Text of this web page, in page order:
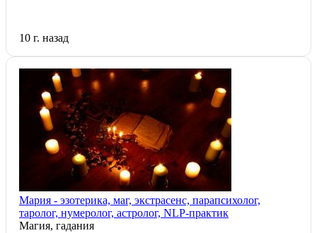
10 г. назад
Мария - эзотерика, маг, экстрасенс, парапсихолог,
таролог, нумеролог, астролог, NLP-практик
Магия, гадания